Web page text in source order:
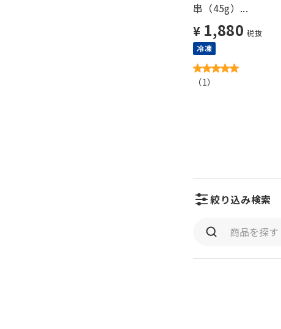
串（45g）...
¥ 1,880 税抜
冷凍
（1）
絞り込み検索